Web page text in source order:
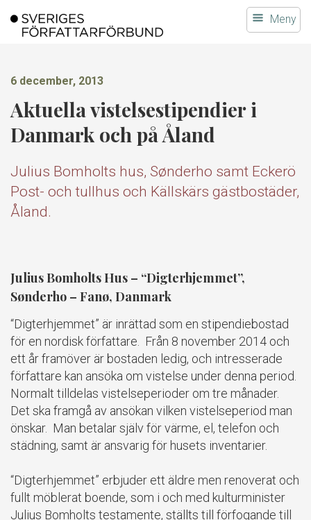
till
Meny
6 december, 2013
Aktuella vistelsestipendier i
Danmark och på Åland
Julius Bomholts hus, Sønderho samt Eckerö
Post- och tullhus och Källskärs gästbostäder,
Åland.
Julius Bomholts Hus – “Digterhjemmet”,
Sønderho – Fanø, Danmark
“Digterhjemmet” är inrättad som en stipendiebostad
för en nordisk författare. Från 8 november 2014 och
ett år framöver är bostaden ledig, och intresserade
författare kan ansöka om vistelse under denna period.
Normalt tilldelas vistelseperioder om tre månader.
Det ska framgå av ansökan vilken vistelseperiod man
önskar. Man betalar själv för värme, el, telefon och
städning, samt är ansvarig för husets inventarier.
“Digterhjemmet” erbjuder ett äldre men renoverat och
fullt möblerat boende, som i och med kulturminister
Julius Bomholts testamente, ställts till förfogande till